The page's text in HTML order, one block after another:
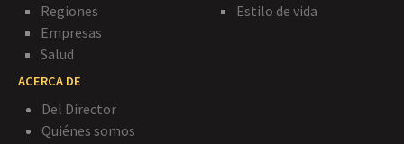
Regiones
Empresas
Salud
Estilo de vida
ACERCA DE
Del Director
Quiénes somos